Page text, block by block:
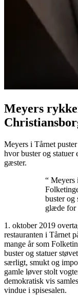
Meyers
Meyers i Tårnet
hvor buster og statuer
gæster.
“ Meyers
buster og
glæde for
1. oktober 2019
restauranten i Tårnet
mange år som
buster og statuer
særligt, smukt og
gamle løver stolt
demokratisk vis
vindue i spisesalen.